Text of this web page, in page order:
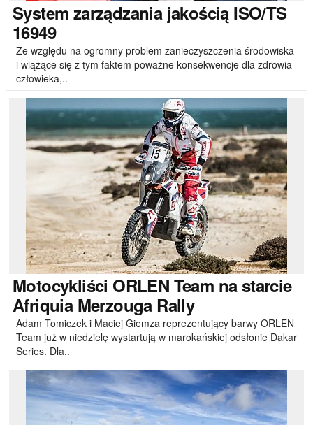
System zarządzania jakością ISO/TS
16949
Ze względu na ogromny problem zanieczyszczenia środowiska
i wiążące się z tym faktem poważne konsekwencje dla zdrowia
człowieka,..
Motocykliści ORLEN Team na starcie
Afriquia Merzouga Rally
Adam Tomiczek i Maciej Giemza reprezentujący barwy ORLEN
Team już w niedzielę wystartują w marokańskiej odsłonie Dakar
Series. Dla..